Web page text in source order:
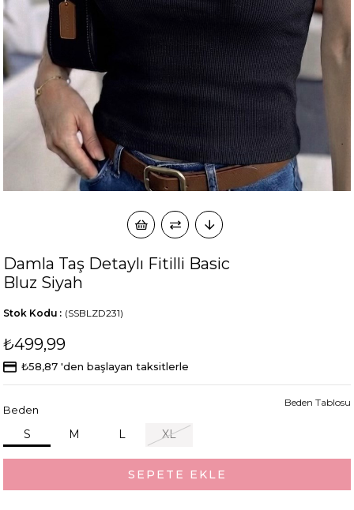
Damla Taş Detaylı Fitilli Basic
Bluz Siyah
(SSBLZD231)
Stok Kodu
₺499,99
₺58,87 'den başlayan taksitlerle
Beden
S M L XL
Beden Tablosu
okudum onay veriyorum.
Paylaştığım bilgilerin
KVKK kapsamında tarafınızca korunmasını, sms ve
WhatsApp üzerinden bilgilendirmeleri almayı
kabul ediyorum.
Çevir Kazan